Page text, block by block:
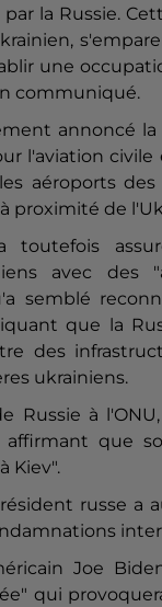
la Russie.
une
communiqué.
annoncé
l'aviation
aéroports
proximité de
toutefois
avec des
semblé
que la
des
ukrainiens.
Russie à
affirmant que
Kiev".
russe a
Joe
qui